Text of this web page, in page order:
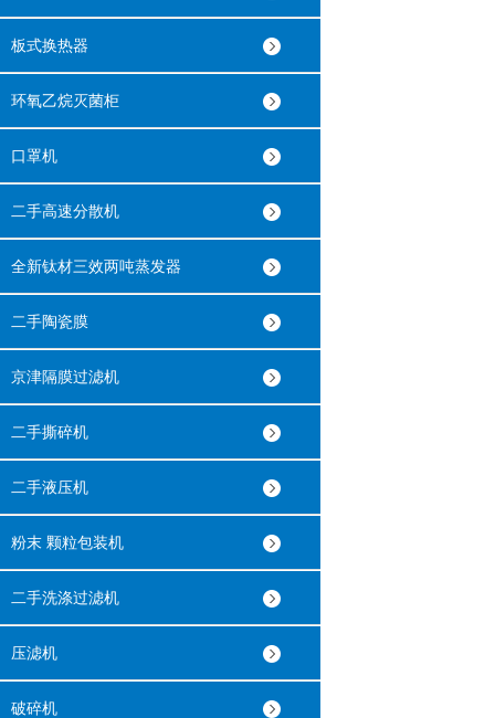
板式换热器
环氧乙烷灭菌柜
口罩机
二手高速分散机
全新钛材三效两吨蒸发器
二手陶瓷膜
京津隔膜过滤机
二手撕碎机
二手液压机
粉末 颗粒包装机
二手洗涤过滤机
压滤机
破碎机